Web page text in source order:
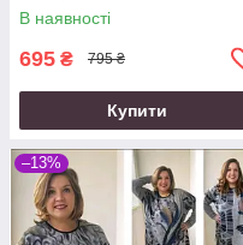
В наявності
695 ₴ 795 ₴
Купити
–13%